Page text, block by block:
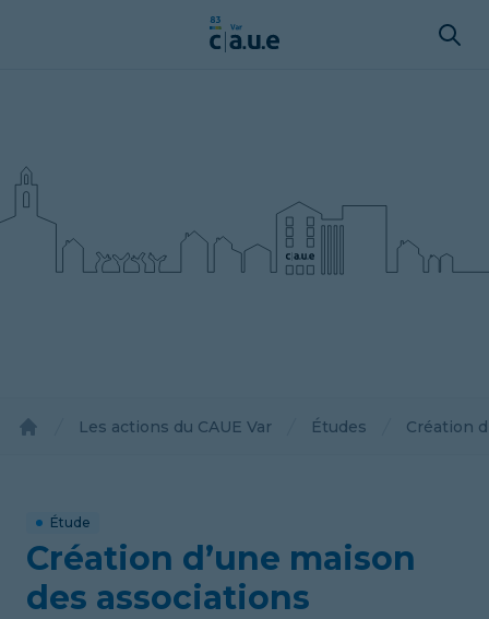
Les actions du CAUE Var Études Création
Étude
Création d’une maison
des associations